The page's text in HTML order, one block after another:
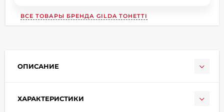
ВСЕ ТОВАРЫ БРЕНДА GILDA TOHETTI
ОПИСАНИЕ
ХАРАКТЕРИСТИКИ